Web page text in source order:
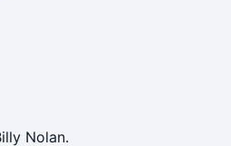
Nolan.